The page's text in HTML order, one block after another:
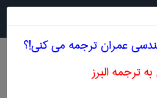
عمران ترجمه می کنی!؟
ترجمه البرز